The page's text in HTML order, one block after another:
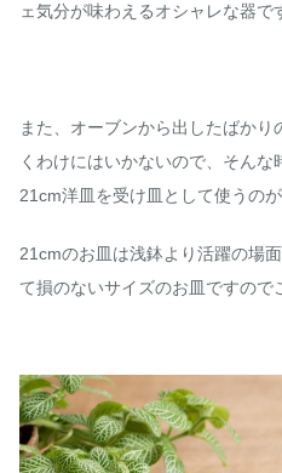
ェ気分が味わえるオシャレな器で
また、オーブンから出したばか
くわけにはいかないので、そん
21cm洋皿を受け皿として使うのが
21cmのお皿は浅鉢より活躍の場
て損のないサイズのお皿ですので